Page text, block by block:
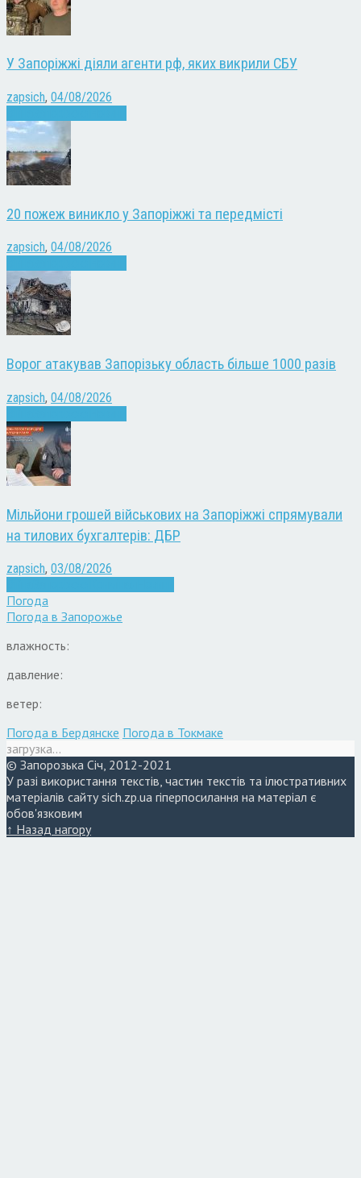
У Запоріжжі діяли агенти рф, яких викрили СБУ
zapsich, 04/08/2026
20 пожеж виникло у Запоріжжі та передмісті
zapsich, 04/08/2026
Ворог атакував Запорізьку область більше 1000 разів
zapsich, 04/08/2026
Мільйони грошей військових на Запоріжжі спрямували
на тилових бухгалтерів: ДБР
zapsich, 03/08/2026
Погода
Погода в Запорожье
влажность:
давление:
ветер:
Погода в Бердянске Погода в Токмаке
загрузка...
© Запорозька Січ, 2012-2021
У разі використання текстів, частин текстів та ілюстративних
матеріалів сайту sich.zp.ua гіперпосилання на матеріал є
обов'язковим
↑ Назад нагору